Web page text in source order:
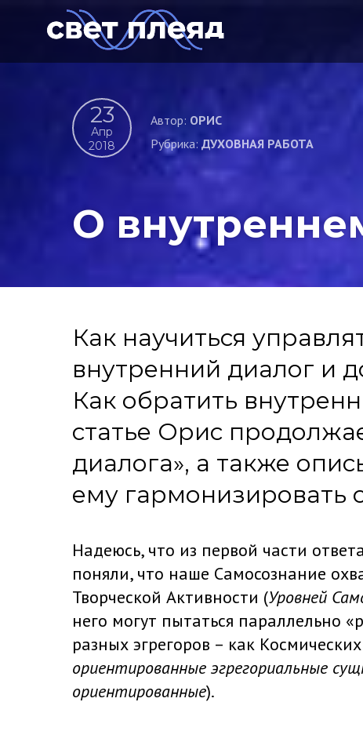
23
Апр
2018
Автор: ОРИС
Рубрика: ДУХОВНАЯ РАБОТА
О
Как научиться
внутренний диалог и
Как обратить
статье Орис
диалога», а также
ему гармонизировать
Надеюсь, что из первой части
поняли, что наше Самосознание
Творческой Активности (Уровней
него могут пытаться параллельно
разных эгрегоров – как
ориентированные эгрегориальные
ориентированные).